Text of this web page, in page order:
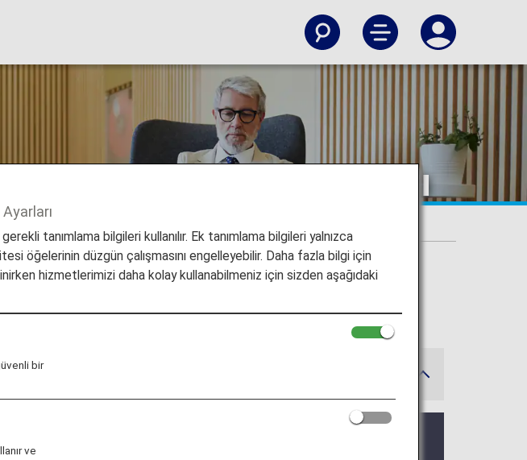
Havaalanı Lounge'ları
Lounge'ları
tanımlama bilgileri kullanılır. Ek tanımlama bilgileri yalnızca
öğelerinin düzgün çalışmasını engelleyebilir. Daha fazla bilgi için
hizmetlerimizi daha kolay kullanabilmeniz için sizden aşağıdaki
bir
ve